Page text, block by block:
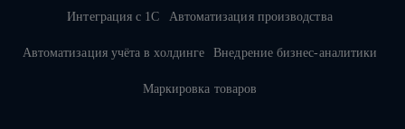
Интеграция с 1С
Автоматизация производства
Автоматизация учёта в холдинге Внедрение бизнес-аналитики
Маркировка товаров